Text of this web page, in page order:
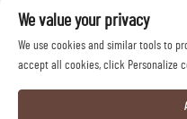
Tel: +86-18652826331
Opphavsrett © 2025 wuxi
We value your privacy
We use cookies and similar tools to
accept all cookies, click Personalize